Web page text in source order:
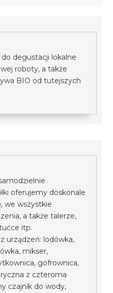
degustacji lokalne
roboty, a także
BIO od tutejszych
oferujemy doskonale
we wszystkie
a także talerze,
itp.
urządzeń: lodówka,
mikser,
gofrownica,
z czteroma
czajnik do wody,